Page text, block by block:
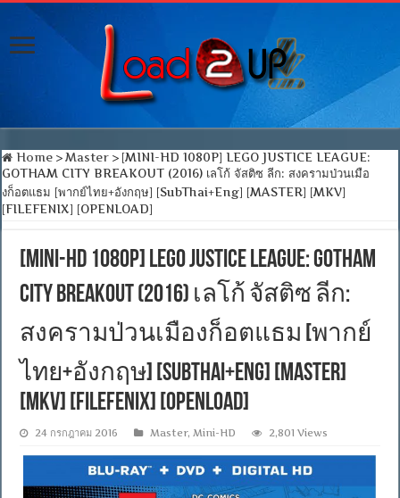
Home > Master > [MINI-HD 1080P] LEGO JUSTICE LEAGUE:
GOTHAM CITY BREAKOUT (2016) เลโก้ จัสติซ ลีก: สงครามป่วนเมือ
งก็อตแธม [พากย์ไทย+อังกฤษ] [SubThai+Eng] [MASTER] [MKV]
[FILEFENIX] [OPENLOAD]
[MINI-HD 1080P] LEGO JUSTICE LEAGUE: GOTHAM
CITY BREAKOUT (2016) เลโก้ จัสติซ ลีก:
สงครามป่วนเมืองก็อตแธม [พากย์
ไทย+อังกฤษ] [SubThai+Eng] [MASTER]
[MKV] [FILEFENIX] [OPENLOAD]
24 กรกฎาคม 2016 Master,Mini-HD 2,801 Views